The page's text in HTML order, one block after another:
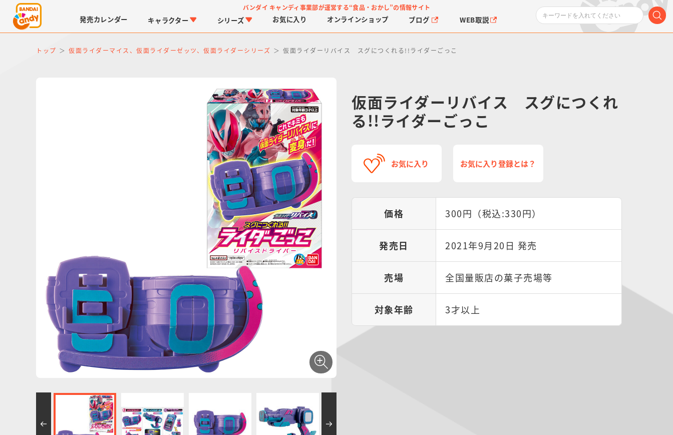
バンダイ キャンディ事業部が運営する“食品・おかし”の情報サイト
発売カレンダー キャラクター
仮面ライダーシリーズ
PROJECT R.E.D.・ス
ーパー戦隊シリーズ
シリーズ
つりグミ
お気に入り オンラインショップ ブログ WEB取説
トップ 仮面ライダーマイス、仮面ライダーゼッツ、仮面ライダーシリーズ 仮面ライダーリバイス スグにつくれる!!ライダーごっこ
仮面ライダーリバイス スグにつくれ
る!!ライダーごっこ
お気に入り お気に入り登録とは？
価格 300円（税込:330円）
発売日 2021年9月20日 発売
売場 全国量販店の菓子売場等
対象年齢 3才以上